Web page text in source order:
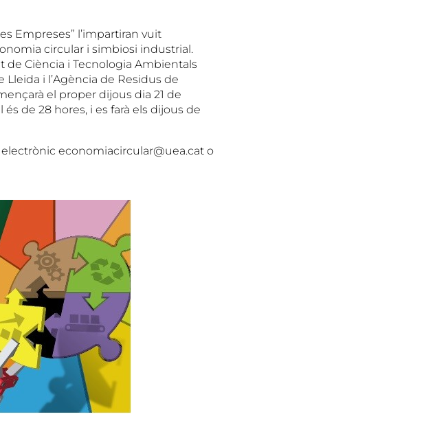
Empreses” l’impartiran vuit
circular i simbiosi industrial.
de Ciència i Tecnologia Ambientals
Lleida i l’Agència de Residus de
el proper dijous dia 21 de
de 28 hores, i es farà els dijous de
economiacircular@uea.cat o